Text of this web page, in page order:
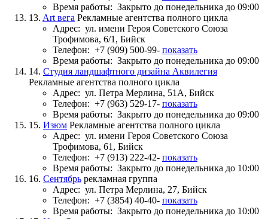
Время работы: Закрыто до понедельника до 09:00
13. Art вега Рекламные агентства полного цикла
Адрес: ул. имени Героя Советского Союза
Трофимова, 6/1, Бийск
Телефон: +7 (909) 500-99- показать
Время работы: Закрыто до понедельника до 09:00
14. Студия ландшафтного дизайна Аквилегия
Рекламные агентства полного цикла
Адрес: ул. Петра Мерлина, 51А, Бийск
Телефон: +7 (963) 529-17- показать
Время работы: Закрыто до понедельника до 09:00
15. Изюм Рекламные агентства полного цикла
Адрес: ул. имени Героя Советского Союза
Трофимова, 61, Бийск
Телефон: +7 (913) 222-42- показать
Время работы: Закрыто до понедельника до 10:00
16. Сентябрь рекламная группа
Адрес: ул. Петра Мерлина, 27, Бийск
Телефон: +7 (3854) 40-40- показать
Время работы: Закрыто до понедельника до 10:00